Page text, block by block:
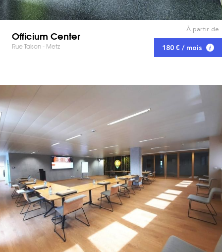
Officium Center
Rue Taison - Metz
À partir de
180 € / mois